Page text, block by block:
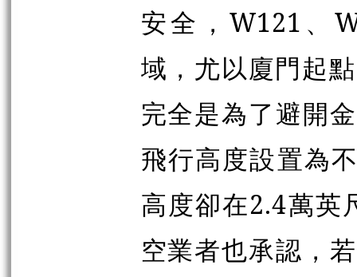
安全，W121、
域，尤以廈門起
完全是為了避開
飛行高度設置為
高度卻在2.4萬英
空業者也承認，